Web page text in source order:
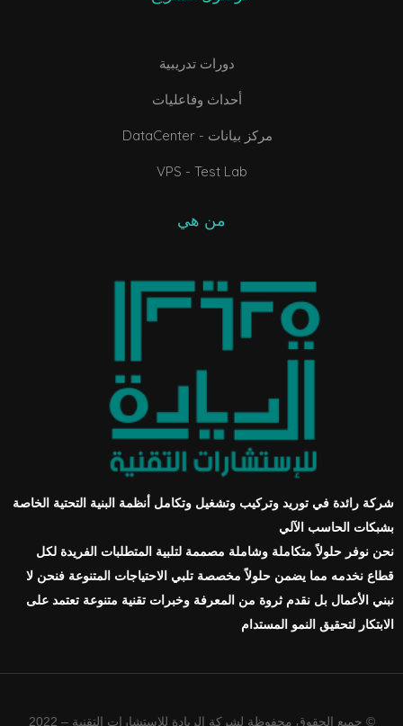
دورات تدريبية
أحداث وفاعليات
DataCenter - مركز بيانات
VPS - Test Lab
من هي
شركة رائدة في توريد وتركيب وتشغيل وتكامل أنظمة البنية التحتية الخاصة
بشبكات الحاسب الآلي
نحن نوفر حلولاً متكاملة وشاملة مصممة لتلبية المتطلبات الفريدة لكل
قطاع نخدمه مما يضمن حلولاً مخصصة تلبي الاحتياجات المتنوعة فنحن لا
نبني الأعمال بل نقدم ثروة من المعرفة وخبرات تقنية متنوعة تعتمد على
الابتكار لتحقيق النمو المستدام
© جميع الحقوق محفوظة لشركة الريادة للإستشارات التقنية – 2022